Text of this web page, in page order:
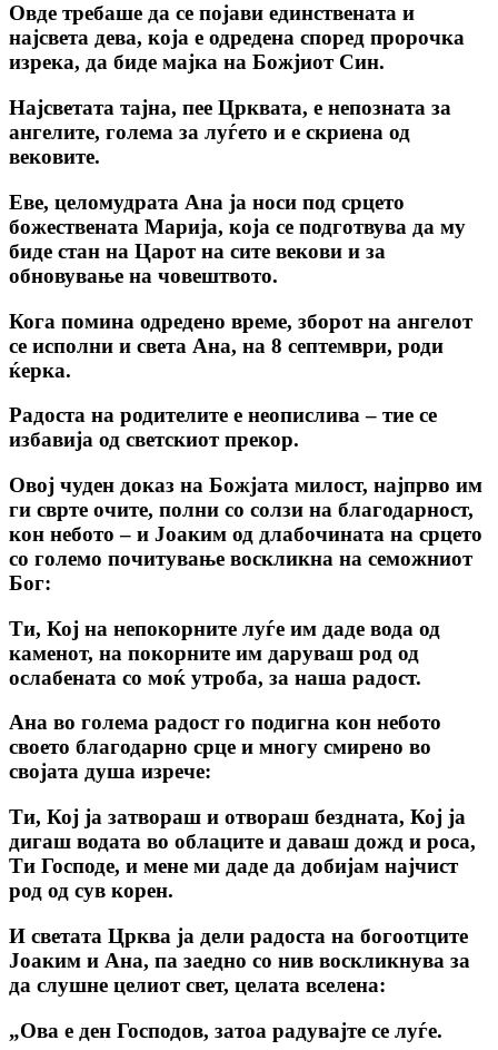
Овде требаше да се појави единствената и
најсвета дева, која е одредена според пророчка
изрека, да биде мајка на Божјиот Син.
Најсветата тајна, пее Црквата, е непозната за
ангелите, голема за луѓето и е скриена од
вековите.
Еве, целомудрата Ана jа носи под срцето
божествената Марија, која се подготвува да му
биде стан на Царот на сите векови и за
обновување на човештвото.
Кога помина одредено време, зборот на ангелот
се исполни и света Ана, на 8 септември, роди
ќерка.
Радоста на родителите е неопислива – тие се
избавија од светскиот прекор.
Овој чуден доказ на Божјата милост, најпрво им
ги сврте очите, полни со солзи на благодарност,
кон небото – и Јоаким од длабочината на срцето
со големо почитување воскликна на семожниот
Бог:
Ти, Кој на непокорните луѓе им даде вода од
каменот, на покорните им даруваш род од
ослабената со моќ утроба, за наша радост.
Ана во голема радост го подигна кон небото
своето благодарно срце и многу смирено во
својата душа изрече:
Ти, Коj ја затвораш и отвораш бездната, Кој ja
дигаш водата во облаците и даваш дожд и роса,
Ти Господе, и мене ми даде да добијам најчист
род од сув корен.
И светата Црква ја дели радоста на богоотците
Јоаким и Ана, па заедно со нив воскликнува за
да слушне целиот свет, целата вселена:
„Ова е ден Господов, затоа радувајте се луѓе.